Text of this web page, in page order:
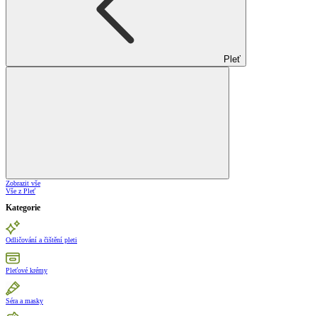
Pleť
Zobrazit vše
Vše z Pleť
Kategorie
Odličování a čištění pleti
Pleťové krémy
Séra a masky